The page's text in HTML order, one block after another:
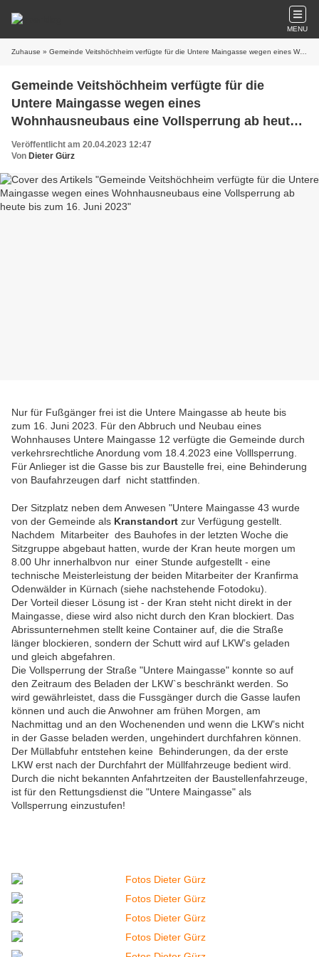
MENU
Zuhause » Gemeinde Veitshöchheim verfügte für die Untere Maingasse wegen eines Wohnhausneubaus eine Vollsperrung ab heute bis zum 16. Juni 2023
Gemeinde Veitshöchheim verfügte für die
Untere Maingasse wegen eines
Wohnhausneubaus eine Vollsperrung ab heute
bis zum 16. Juni 2023
Veröffentlicht am 20.04.2023 12:47
Von Dieter Gürz
Nur für Fußgänger frei ist die Untere Maingasse ab heute bis
zum 16. Juni 2023. Für den Abbruch und Neubau eines
Wohnhauses Untere Maingasse 12 verfügte die Gemeinde durch
verkehrsrechtliche Anordung vom 18.4.2023 eine Volllsperrung.
Für Anlieger ist die Gasse bis zur Baustelle frei, eine Behinderung
von Baufahrzeugen darf nicht stattfinden.
Der Sitzplatz neben dem Anwesen "Untere Maingasse 43 wurde
von der Gemeinde als Kranstandort zur Verfügung gestellt.
Nachdem Mitarbeiter des Bauhofes in der letzten Woche die
Sitzgruppe abgebaut hatten, wurde der Kran heute morgen um
8.00 Uhr innerhalbvon nur einer Stunde aufgestellt - eine
technische Meisterleistung der beiden Mitarbeiter der Kranfirma
Odenwälder in Kürnach (siehe nachstehende Fotodoku).
Der Vorteil dieser Lösung ist - der Kran steht nicht direkt in der
Maingasse, diese wird also nicht durch den Kran blockiert. Das
Abrissunternehmen stellt keine Container auf, die die Straße
länger blockieren, sondern der Schutt wird auf LKW’s geladen
und gleich abgefahren.
Die Vollsperrung der Straße "Untere Maingasse" konnte so auf
den Zeitraum des Beladen der LKW`s beschränkt werden. So
wird gewährleistet, dass die Fussgänger durch die Gasse laufen
können und auch die Anwohner am frühen Morgen, am
Nachmittag und an den Wochenenden und wenn die LKW’s nicht
in der Gasse beladen werden, ungehindert durchfahren können.
Der Müllabfuhr entstehen keine Behinderungen, da der erste
LKW erst nach der Durchfahrt der Müllfahrzeuge bedient wird.
Durch die nicht bekannten Anfahrtzeiten der Baustellenfahrzeuge,
ist für den Rettungsdienst die "Untere Maingasse" als
Vollsperrung einzustufen!